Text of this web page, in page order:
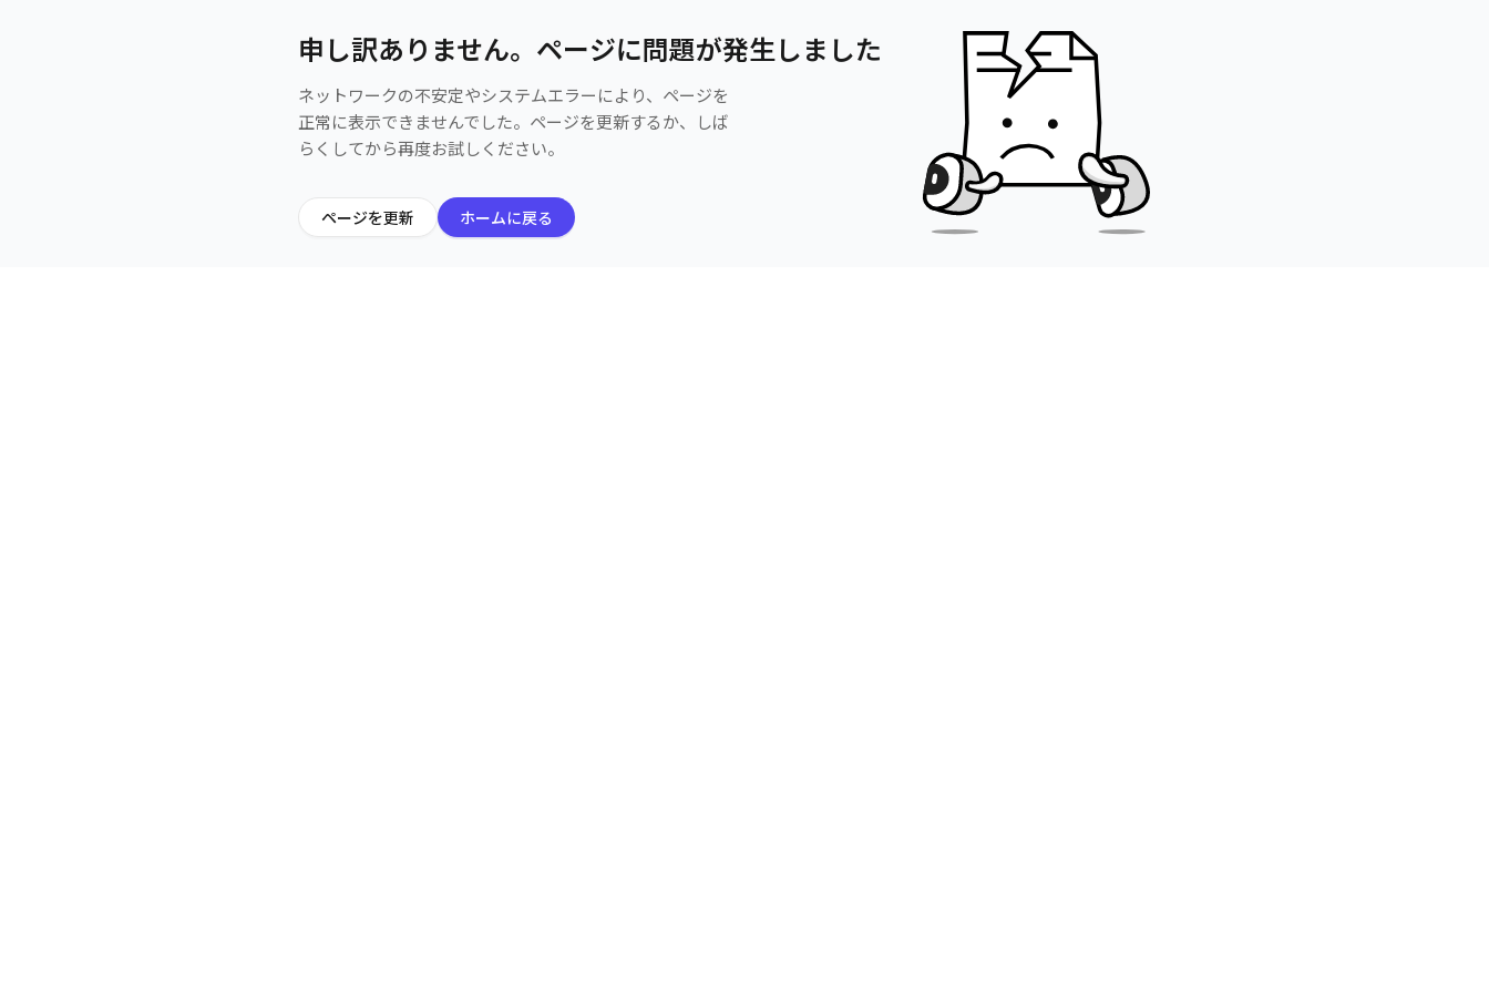
申し訳ありません。ページに問題が発生しました
ネットワークの不安定やシステムエラーにより、ページを
正常に表示できませんでした。ページを更新するか、しば
らくしてから再度お試しください。
ページを更新 ホームに戻る